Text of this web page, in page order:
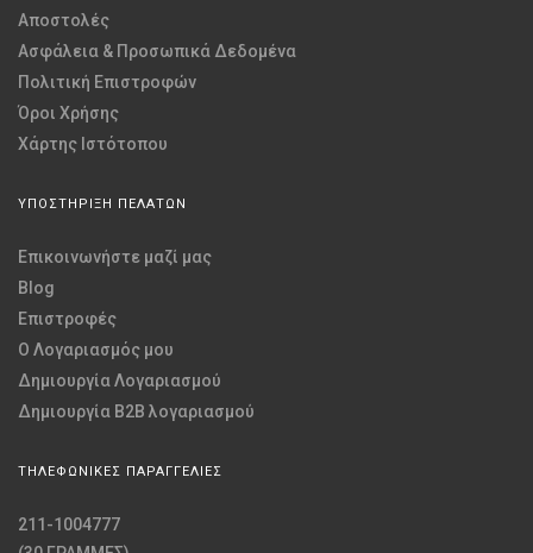
Αποστολές
Ασφάλεια & Προσωπικά Δεδομένα
Πολιτική Επιστροφών
Όροι Χρήσης
Χάρτης Ιστότοπου
ΥΠΟΣΤΗΡΙΞΗ ΠΕΛΑΤΩΝ
Επικοινωνήστε μαζί μας
Blog
Επιστροφές
O Λογαριασμός μου
Δημιουργία Λογαριασμού
Δημιουργία B2B λογαριασμού
ΤΗΛΕΦΩΝΙΚΕΣ ΠΑΡΑΓΓΕΛΙΕΣ
211-1004777